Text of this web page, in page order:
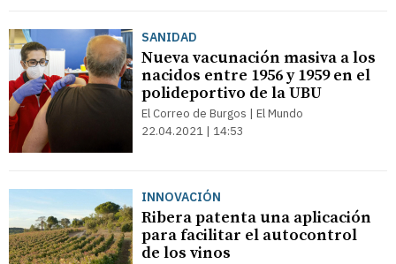
SANIDAD
Nueva vacunación masiva a los
nacidos entre 1956 y 1959 en el
polideportivo de la UBU
El Correo de Burgos | El Mundo
22.04.2021 | 14:53
INNOVACIÓN
Ribera patenta una aplicación
para facilitar el autocontrol
de los vinos